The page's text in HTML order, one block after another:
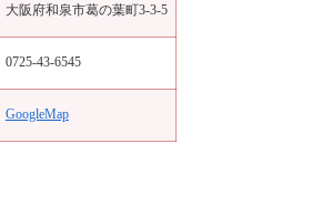
大阪府和泉市葛の葉町3-3-5
0725-43-6545
GoogleMap